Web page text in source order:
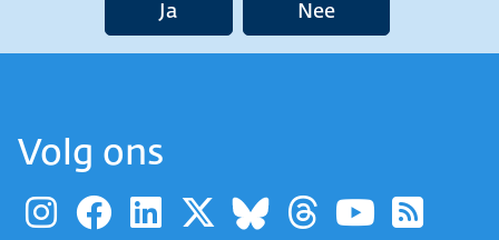
Ja Nee
Volg ons
Ga naar de pagina van
Ga naar de pagina
Ga naar de
Ga naar de
Ga naar de
Ga naar
Ga